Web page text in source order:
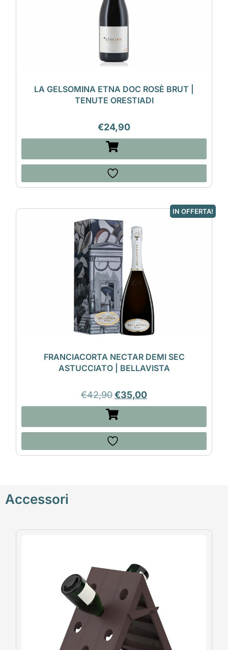
LA GELSOMINA ETNA DOC ROSÈ BRUT |
TENUTE ORESTIADI
€24,90
IN OFFERTA!
FRANCIACORTA NECTAR DEMI SEC
ASTUCCIATO | BELLAVISTA
€42,90€35,00
Accessori